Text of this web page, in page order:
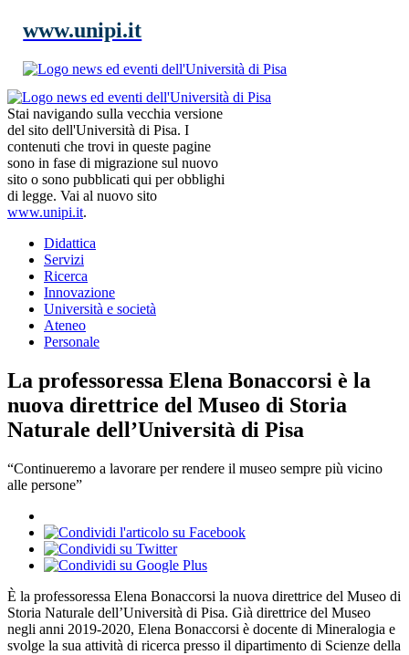
www.unipi.it
Stai navigando sulla vecchia versione
del sito dell'Università di Pisa. I
contenuti che trovi in queste pagine
sono in fase di migrazione sul nuovo
sito o sono pubblicati qui per obblighi
di legge. Vai al nuovo sito
www.unipi.it.
Didattica
Servizi
Ricerca
Innovazione
Università e società
Ateneo
Personale
La professoressa Elena Bonaccorsi è la
nuova direttrice del Museo di Storia
Naturale dell’Università di Pisa
“Continueremo a lavorare per rendere il museo sempre più vicino
alle persone”
È la professoressa Elena Bonaccorsi la nuova direttrice del Museo di
Storia Naturale dell’Università di Pisa. Già direttrice del Museo
negli anni 2019-2020, Elena Bonaccorsi è docente di Mineralogia e
svolge la sua attività di ricerca presso il dipartimento di Scienze della